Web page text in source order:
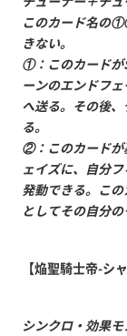
このカード名の
きない。
①：このカードが
ーンのエンドフ
へ送る。その後
る。
②：このカードが
ェイズに、自分
発動できる。こ
としてその自分
【焔聖騎士帝-シ
シンクロ・効果